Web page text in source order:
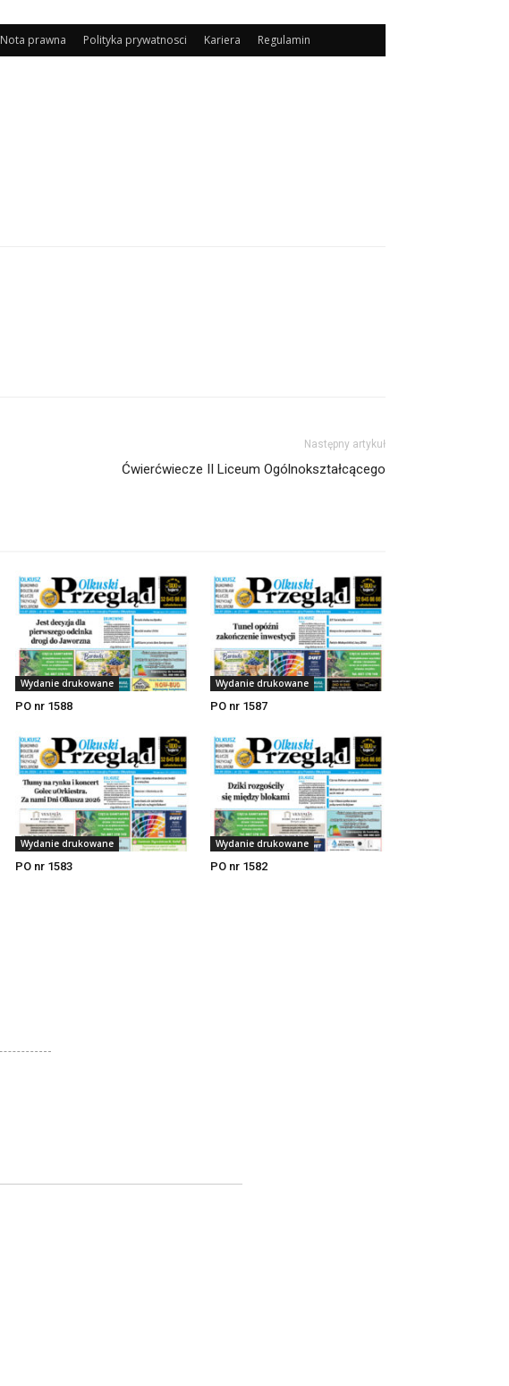
Następny artykuł
Ćwierćwiecze II Liceum Ogólnokształcącego
Wydanie drukowane
PO nr 1588
Wydanie drukowane
PO nr 1587
Wydanie drukowane
PO nr 1583
Wydanie drukowane
PO nr 1582